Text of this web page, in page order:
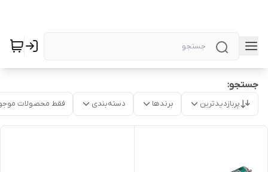
جستجو:
پربازدیدترین برندها دسته‌بندی فقط محصولات